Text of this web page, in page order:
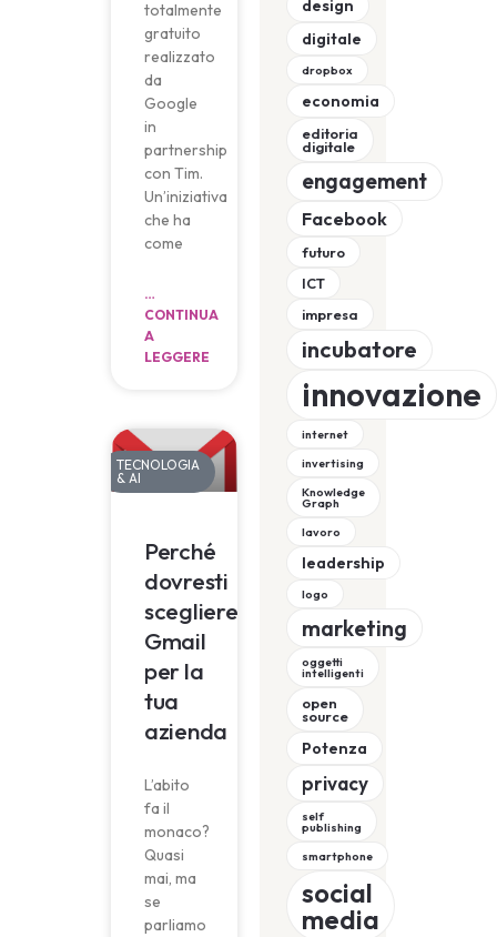
totalmente
gratuito
realizzato
da
Google
in
partnership
con Tim.
Un’iniziativa
che ha
come
…
CONTINUA
A
LEGGERE
TECNOLOGIA
& AI
Perché
dovresti
scegliere
Gmail
per la
tua
azienda
L’abito
fa il
monaco?
Quasi
mai, ma
se
parliamo
design
digitale
dropbox
economia
editoria
digitale
engagement
Facebook
futuro
ICT
impresa
incubatore
innovazione
internet
invertising
Knowledge
Graph
lavoro
leadership
logo
marketing
oggetti
intelligenti
open
source
Potenza
privacy
self
publishing
smartphone
social
media